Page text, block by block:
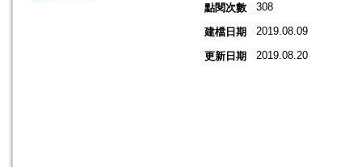
點閱次數
308
建檔日期 2019.08.09
更新日期 2019.08.20